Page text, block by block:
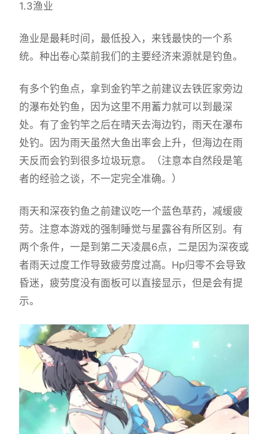
1.3渔业
渔业是最耗时间，最低投入，来钱最快的一个系
统。种出卷心菜前我们的主要经济来源就是钓鱼。
有多个钓鱼点，拿到金钓竿之前建议去铁匠家旁边
的瀑布处钓鱼，因为这里不用蓄力就可以到最深
处。有了金钓竿之后在晴天去海边钓，雨天在瀑布
处钓。因为雨天虽然大鱼出率会上升，但海边在雨
天反而会钓到很多垃圾玩意。（注意本自然段是笔
者的经验之谈，不一定完全准确。）
雨天和深夜钓鱼之前建议吃一个蓝色草药，减缓疲
劳。注意本游戏的强制睡觉与星露谷有所区别。有
两个条件，一是到第二天凌晨6点，二是因为深夜或
者雨天过度工作导致疲劳度过高。Hp归零不会导致
昏迷，疲劳度没有面板可以直接显示，但是会有提
示。